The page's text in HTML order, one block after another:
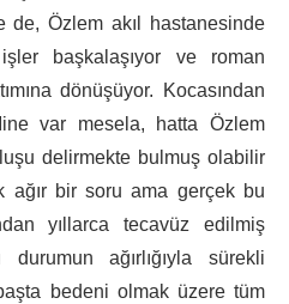
Özlem akıl hastanesinde
başkalaşıyor ve roman
dönüşüyor. Kocasından
var mesela, hatta Özlem
delirmekte bulmuş olabilir
ağır bir soru ama gerçek bu
yıllarca tecavüz edilmiş
ağırlığıyla sürekli
bedeni olmak üzere tüm